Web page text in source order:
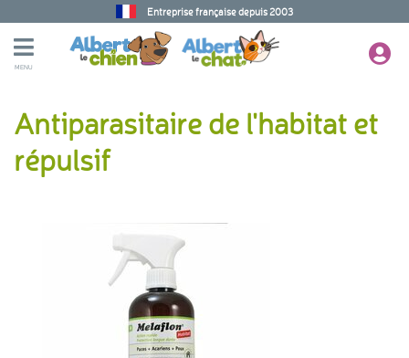
Entreprise française depuis 2003
MENU
Antiparasitaire de l'habitat et
répulsif